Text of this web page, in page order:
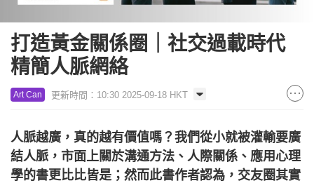
打造黃金關係圈｜社交過載時代
精簡人脈網絡
Art Can 更新時間：10:30 2025-09-18 HKT
人脈越廣，真的越有價值嗎？我們從小就被灌輸要廣
結人脈，市面上關於溝通方法、人際關係、應用心理
學的書更比比皆是；然而此書作者認為，交友圈其實